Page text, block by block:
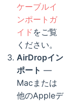
ケーブルイ
ンポートガ
イド をご覧
ください。
AirDropイン
ポート —
Macまたは
他のAppleデ